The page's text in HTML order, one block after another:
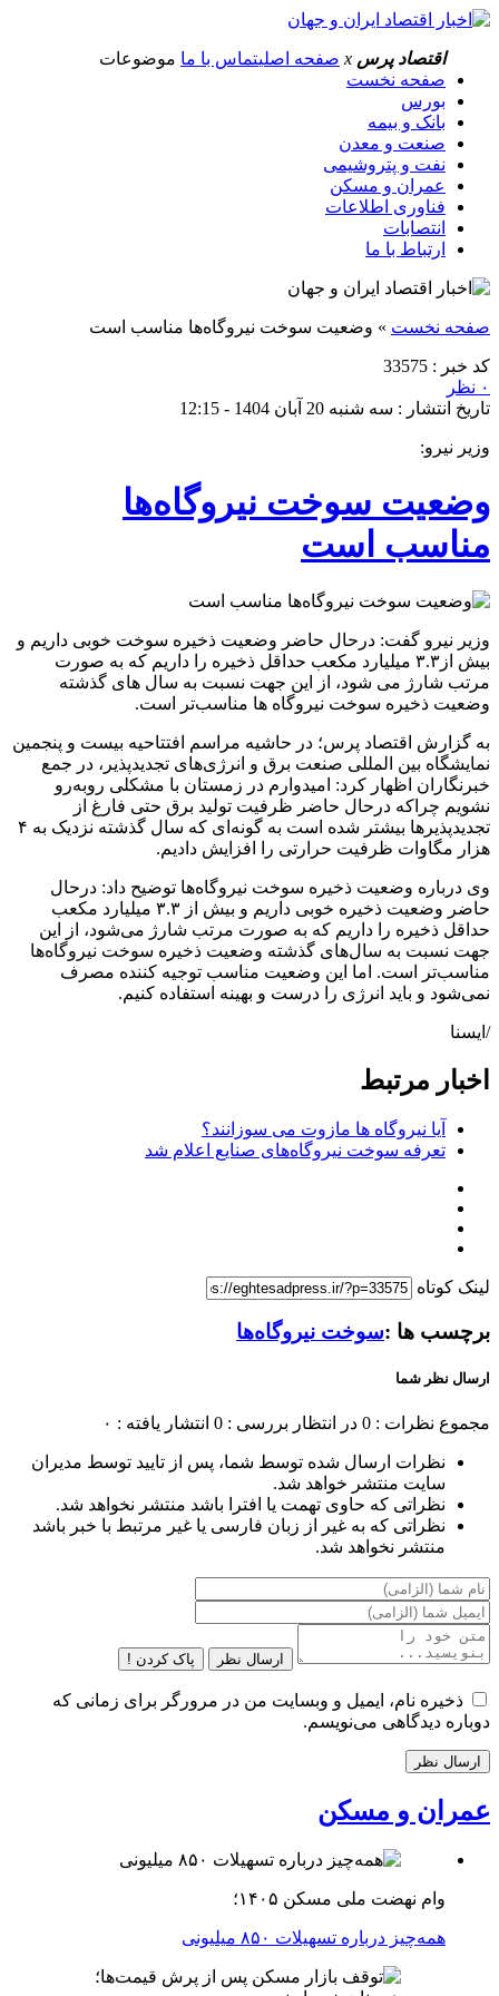
اقتصاد پرس x صفحه اصلیتماس با ما موضوعات
صفحه نخست
بورس
بانک و بیمه
صنعت و معدن
نفت و پتروشیمی
عمران و مسکن
فناوری اطلاعات
انتصابات
ارتباط با ما
صفحه نخست » وضعیت سوخت نیروگاه‌ها مناسب است
کد خبر : 33575
۰ نظر
تاریخ انتشار : سه شنبه 20 آبان 1404 - 12:15
وزیر نیرو:
وضعیت سوخت نیروگاه‌ها
مناسب است
وزیر نیرو گفت: درحال حاضر وضعیت ذخیره سوخت خوبی داریم و
بیش از۳.۳ میلیارد مکعب حداقل ذخیره را داریم که به صورت
مرتب شارژ می شود، از این جهت نسبت به سال های گذشته
وضعیت ذخیره سوخت نیروگاه ها مناسب‌تر است.
به گزارش اقتصاد پرس؛ در حاشیه مراسم افتتاحیه بیست و پنجمین
نمایشگاه بین المللی صنعت برق و انرژی‌های تجدیدپذیر، در جمع
خبرنگاران اظهار کرد: امیدوارم در زمستان با مشکلی روبه‌رو
نشویم چراکه درحال حاضر ظرفیت تولید برق حتی فارغ از
تجدیدپذیرها بیشتر شده است به گونه‌ای که سال گذشته نزدیک به ۴
هزار مگاوات ظرفیت حرارتی را افزایش دادیم.
وی درباره وضعیت ذخیره سوخت نیروگاه‌ها توضیح داد: درحال
حاضر وضعیت ذخیره خوبی داریم و بیش از ۳.۳ میلیارد مکعب
حداقل ذخیره را داریم که به صورت مرتب شارژ می‌شود، از این
جهت نسبت به سال‌های گذشته وضعیت ذخیره سوخت نیروگاه‌ها
مناسب‌تر است. اما این وضعیت مناسب توجیه کننده مصرف
نمی‌شود و باید انرژی را درست و بهینه استفاده کنیم.
/ایسنا
اخبار مرتبط
آیا نیروگاه ها مازوت می سوزانند؟
تعرفه سوخت نیروگاه‌های صنایع اعلام شد
لینک کوتاه
برچسب ها :سوخت نیروگاه‌ها
ارسال نظر شما
مجموع نظرات : 0 در انتظار بررسی : 0 انتشار یافته : ۰
نظرات ارسال شده توسط شما، پس از تایید توسط مدیران
سایت منتشر خواهد شد.
نظراتی که حاوی تهمت یا افترا باشد منتشر نخواهد شد.
نظراتی که به غیر از زبان فارسی یا غیر مرتبط با خبر باشد
منتشر نخواهد شد.
ارسال نظر پاک کردن !
ذخیره نام، ایمیل و وبسایت من در مرورگر برای زمانی که
دوباره دیدگاهی می‌نویسم.
عمران و مسکن
وام نهضت ملی مسکن ۱۴۰۵؛
همه‌چیز درباره تسهیلات ۸۵۰ میلیونی